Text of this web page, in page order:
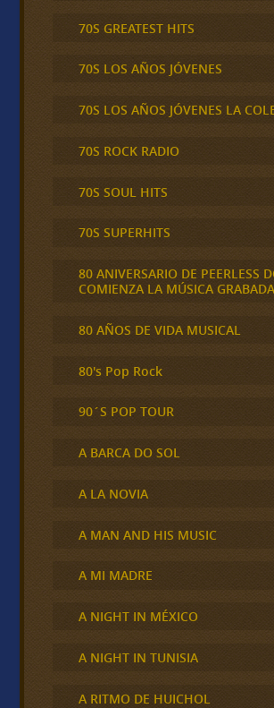
70S GREATEST HITS
70S LOS AÑOS JÓVENES
70S LOS AÑOS JÓVENES LA
70S ROCK RADIO
70S SOUL HITS
70S SUPERHITS
80 ANIVERSARIO DE PEERLESS
COMIENZA LA MÚSICA
80 AÑOS DE VIDA MUSICAL
80's Pop Rock
90´S POP TOUR
A BARCA DO SOL
A LA NOVIA
A MAN AND HIS MUSIC
A MI MADRE
A NIGHT IN MÉXICO
A NIGHT IN TUNISIA
A RITMO DE HUICHOL